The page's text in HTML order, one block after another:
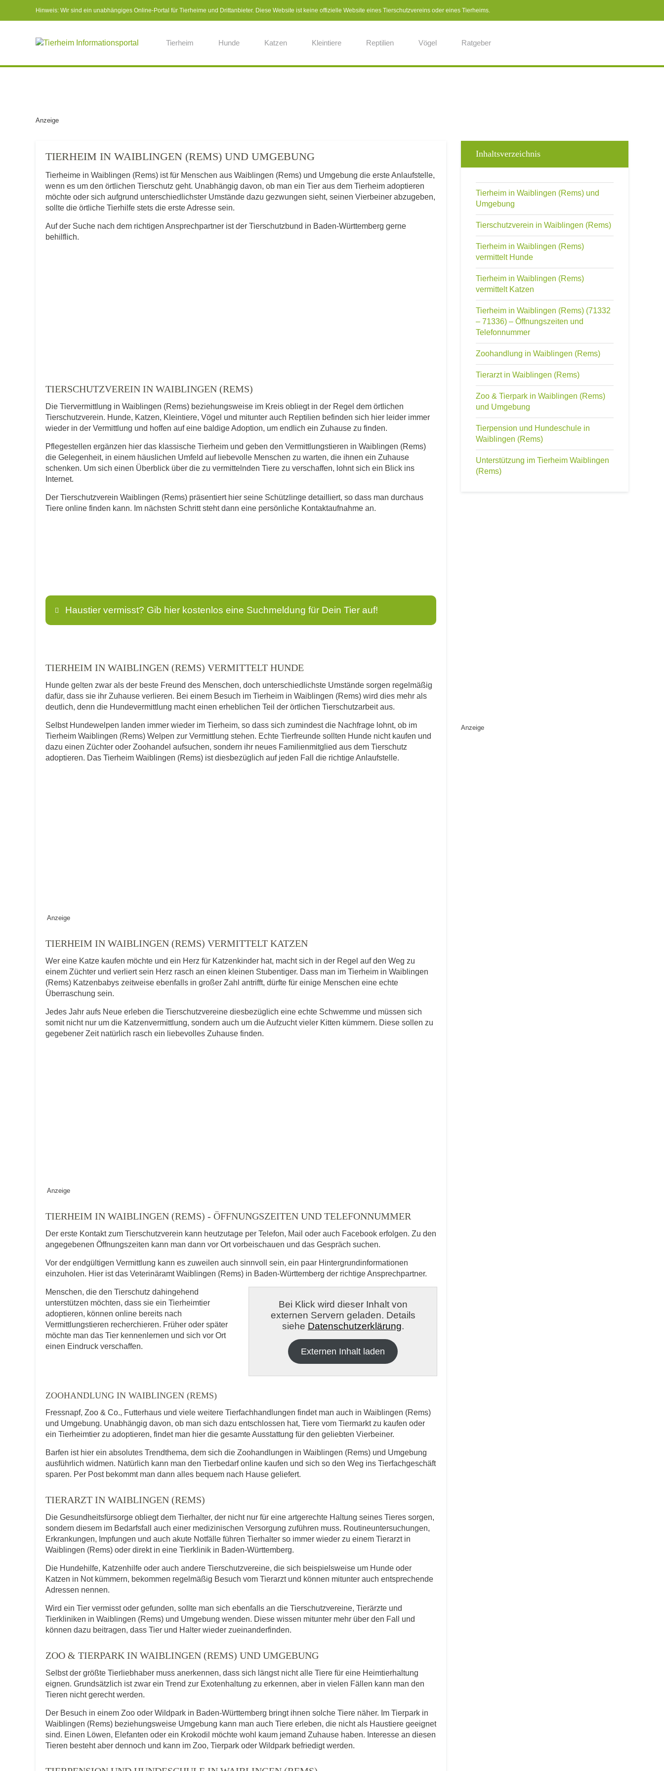
Hinweis: Wir sind ein unabhängiges Online-Portal für Tierheime und Drittanbieter. Diese Website ist keine offizielle Website eines Tierschutzvereins oder eines Tierheims.
Tierheim Hunde Katzen Kleintiere Reptilien Vögel Ratgeber
Anzeige
TIERHEIM IN WAIBLINGEN (REMS) UND UMGEBUNG
Tierheime in Waiblingen (Rems) ist für Menschen aus Waiblingen (Rems) und Umgebung die erste Anlaufstelle,
wenn es um den örtlichen Tierschutz geht. Unabhängig davon, ob man ein Tier aus dem Tierheim adoptieren
möchte oder sich aufgrund unterschiedlichster Umstände dazu gezwungen sieht, seinen Vierbeiner abzugeben,
sollte die örtliche Tierhilfe stets die erste Adresse sein.
Auf der Suche nach dem richtigen Ansprechpartner ist der Tierschutzbund in Baden-Württemberg gerne
behilflich.
TIERSCHUTZVEREIN IN WAIBLINGEN (REMS)
Die Tiervermittlung in Waiblingen (Rems) beziehungsweise im Kreis obliegt in der Regel dem örtlichen
Tierschutzverein. Hunde, Katzen, Kleintiere, Vögel und mitunter auch Reptilien befinden sich hier leider immer
wieder in der Vermittlung und hoffen auf eine baldige Adoption, um endlich ein Zuhause zu finden.
Pflegestellen ergänzen hier das klassische Tierheim und geben den Vermittlungstieren in Waiblingen (Rems)
die Gelegenheit, in einem häuslichen Umfeld auf liebevolle Menschen zu warten, die ihnen ein Zuhause
schenken. Um sich einen Überblick über die zu vermittelnden Tiere zu verschaffen, lohnt sich ein Blick ins
Internet.
Der Tierschutzverein Waiblingen (Rems) präsentiert hier seine Schützlinge detailliert, so dass man durchaus
Tiere online finden kann. Im nächsten Schritt steht dann eine persönliche Kontaktaufnahme an.
Haustier vermisst? Gib hier kostenlos eine Suchmeldung für Dein Tier auf!
E-Mail*
Alter des Tiers
Beschreibung des Tiers*
Kontaktdaten des Besitzers
Diese Daten werden zu Kontaktaufnahme veröffentlicht.
E-Mail-Adresse
Mit Absenden der Daten akzeptiere ich dieDatenschutzbedinungen..
ABSENDEN
TIERHEIM IN WAIBLINGEN (REMS) VERMITTELT HUNDE
Hunde gelten zwar als der beste Freund des Menschen, doch unterschiedlichste Umstände sorgen regelmäßig
dafür, dass sie ihr Zuhause verlieren. Bei einem Besuch im Tierheim in Waiblingen (Rems) wird dies mehr als
deutlich, denn die Hundevermittlung macht einen erheblichen Teil der örtlichen Tierschutzarbeit aus.
Selbst Hundewelpen landen immer wieder im Tierheim, so dass sich zumindest die Nachfrage lohnt, ob im
Tierheim Waiblingen (Rems) Welpen zur Vermittlung stehen. Echte Tierfreunde sollten Hunde nicht kaufen und
dazu einen Züchter oder Zoohandel aufsuchen, sondern ihr neues Familienmitglied aus dem Tierschutz
adoptieren. Das Tierheim Waiblingen (Rems) ist diesbezüglich auf jeden Fall die richtige Anlaufstelle.
Anzeige
TIERHEIM IN WAIBLINGEN (REMS) VERMITTELT KATZEN
Wer eine Katze kaufen möchte und ein Herz für Katzenkinder hat, macht sich in der Regel auf den Weg zu
einem Züchter und verliert sein Herz rasch an einen kleinen Stubentiger. Dass man im Tierheim in Waiblingen
(Rems) Katzenbabys zeitweise ebenfalls in großer Zahl antrifft, dürfte für einige Menschen eine echte
Überraschung sein.
Jedes Jahr aufs Neue erleben die Tierschutzvereine diesbezüglich eine echte Schwemme und müssen sich
somit nicht nur um die Katzenvermittlung, sondern auch um die Aufzucht vieler Kitten kümmern. Diese sollen zu
gegebener Zeit natürlich rasch ein liebevolles Zuhause finden.
Anzeige
TIERHEIM IN WAIBLINGEN (REMS) - ÖFFNUNGSZEITEN UND TELEFONNUMMER
Der erste Kontakt zum Tierschutzverein kann heutzutage per Telefon, Mail oder auch Facebook erfolgen. Zu den
angegebenen Öffnungszeiten kann man dann vor Ort vorbeischauen und das Gespräch suchen.
Vor der endgültigen Vermittlung kann es zuweilen auch sinnvoll sein, ein paar Hintergrundinformationen
einzuholen. Hier ist das Veterinäramt Waiblingen (Rems) in Baden-Württemberg der richtige Ansprechpartner.
Menschen, die den Tierschutz dahingehend
unterstützen möchten, dass sie ein Tierheimtier
adoptieren, können online bereits nach
Vermittlungstieren recherchieren. Früher oder später
möchte man das Tier kennenlernen und sich vor Ort
einen Eindruck verschaffen.
Bei Klick wird dieser Inhalt von
externen Servern geladen. Details
siehe Datenschutzerklärung.
Externen Inhalt laden
ZOOHANDLUNG IN WAIBLINGEN (REMS)
Fressnapf, Zoo & Co., Futterhaus und viele weitere Tierfachhandlungen findet man auch in Waiblingen (Rems)
und Umgebung. Unabhängig davon, ob man sich dazu entschlossen hat, Tiere vom Tiermarkt zu kaufen oder
ein Tierheimtier zu adoptieren, findet man hier die gesamte Ausstattung für den geliebten Vierbeiner.
Barfen ist hier ein absolutes Trendthema, dem sich die Zoohandlungen in Waiblingen (Rems) und Umgebung
ausführlich widmen. Natürlich kann man den Tierbedarf online kaufen und sich so den Weg ins Tierfachgeschäft
sparen. Per Post bekommt man dann alles bequem nach Hause geliefert.
TIERARZT IN WAIBLINGEN (REMS)
Die Gesundheitsfürsorge obliegt dem Tierhalter, der nicht nur für eine artgerechte Haltung seines Tieres sorgen,
sondern diesem im Bedarfsfall auch einer medizinischen Versorgung zuführen muss. Routineuntersuchungen,
Erkrankungen, Impfungen und auch akute Notfälle führen Tierhalter so immer wieder zu einem Tierarzt in
Waiblingen (Rems) oder direkt in eine Tierklinik in Baden-Württemberg.
Die Hundehilfe, Katzenhilfe oder auch andere Tierschutzvereine, die sich beispielsweise um Hunde oder
Katzen in Not kümmern, bekommen regelmäßig Besuch vom Tierarzt und können mitunter auch entsprechende
Adressen nennen.
Wird ein Tier vermisst oder gefunden, sollte man sich ebenfalls an die Tierschutzvereine, Tierärzte und
Tierkliniken in Waiblingen (Rems) und Umgebung wenden. Diese wissen mitunter mehr über den Fall und
können dazu beitragen, dass Tier und Halter wieder zueinanderfinden.
ZOO & TIERPARK IN WAIBLINGEN (REMS) UND UMGEBUNG
Selbst der größte Tierliebhaber muss anerkennen, dass sich längst nicht alle Tiere für eine Heimtierhaltung
eignen. Grundsätzlich ist zwar ein Trend zur Exotenhaltung zu erkennen, aber in vielen Fällen kann man den
Tieren nicht gerecht werden.
Der Besuch in einem Zoo oder Wildpark in Baden-Württemberg bringt ihnen solche Tiere näher. Im Tierpark in
Waiblingen (Rems) beziehungsweise Umgebung kann man auch Tiere erleben, die nicht als Haustiere geeignet
sind. Einen Löwen, Elefanten oder ein Krokodil möchte wohl kaum jemand Zuhause haben. Interesse an diesen
Tieren besteht aber dennoch und kann im Zoo, Tierpark oder Wildpark befriedigt werden.
Inhaltsverzeichnis
Tierheim in Waiblingen (Rems) und
Umgebung
Tierschutzverein in Waiblingen (Rems)
Tierheim in Waiblingen (Rems)
vermittelt Hunde
Tierheim in Waiblingen (Rems)
vermittelt Katzen
Tierheim in Waiblingen (Rems) (71332
– 71336) – Öffnungszeiten und
Telefonnummer
Zoohandlung in Waiblingen (Rems)
Tierarzt in Waiblingen (Rems)
Zoo & Tierpark in Waiblingen (Rems)
und Umgebung
Tierpension und Hundeschule in
Waiblingen (Rems)
Unterstützung im Tierheim Waiblingen
(Rems)
Anzeige